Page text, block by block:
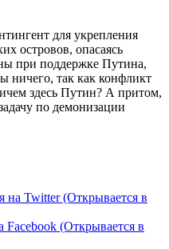
для укрепления
островов, опасаясь
при поддержке Путина,
ничего, так как конфликт
здесь Путин? А притом,
по демонизации
на Twitter (Открывается в
(Открывается в